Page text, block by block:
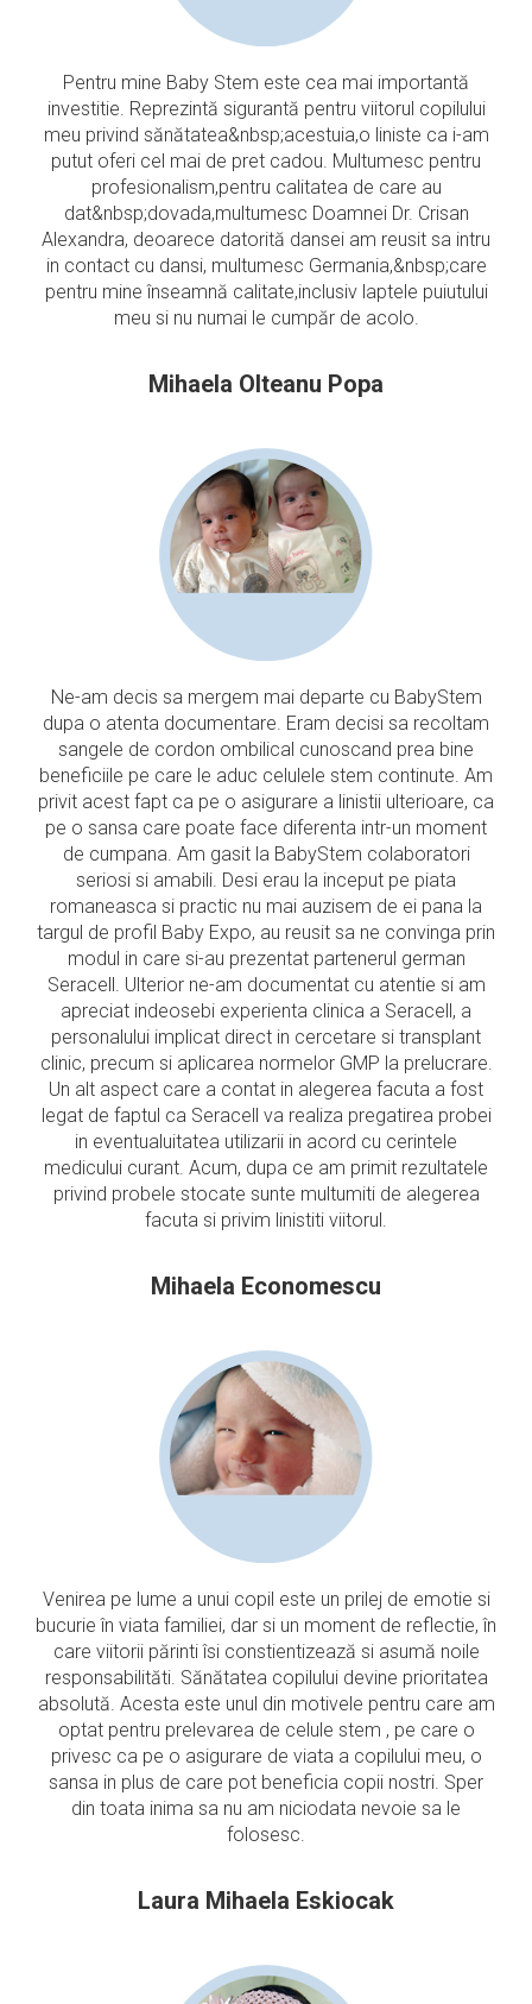
Pentru mine Baby Stem este cea mai importantă
investitie. Reprezintă sigurantă pentru viitorul copilului
meu privind sănătatea&nbsp;acestuia,o liniste ca i-am
putut oferi cel mai de pret cadou. Multumesc pentru
profesionalism,pentru calitatea de care au
dat&nbsp;dovada,multumesc Doamnei Dr. Crisan
Alexandra, deoarece datorită dansei am reusit sa intru
in contact cu dansi, multumesc Germania,&nbsp;care
pentru mine înseamnă calitate,inclusiv laptele puiutului
meu si nu numai le cumpăr de acolo.
Mihaela Olteanu Popa
Ne-am decis sa mergem mai departe cu BabyStem
dupa o atenta documentare. Eram decisi sa recoltam
sangele de cordon ombilical cunoscand prea bine
beneficiile pe care le aduc celulele stem continute. Am
privit acest fapt ca pe o asigurare a linistii ulterioare, ca
pe o sansa care poate face diferenta intr-un moment
de cumpana. Am gasit la BabyStem colaboratori
seriosi si amabili. Desi erau la inceput pe piata
romaneasca si practic nu mai auzisem de ei pana la
targul de profil Baby Expo, au reusit sa ne convinga prin
modul in care si-au prezentat partenerul german
Seracell. Ulterior ne-am documentat cu atentie si am
apreciat indeosebi experienta clinica a Seracell, a
personalului implicat direct in cercetare si transplant
clinic, precum si aplicarea normelor GMP la prelucrare.
Un alt aspect care a contat in alegerea facuta a fost
legat de faptul ca Seracell va realiza pregatirea probei
in eventualuitatea utilizarii in acord cu cerintele
medicului curant. Acum, dupa ce am primit rezultatele
privind probele stocate sunte multumiti de alegerea
facuta si privim linistiti viitorul.
Mihaela Economescu
Venirea pe lume a unui copil este un prilej de emotie si
bucurie în viata familiei, dar si un moment de reflectie, în
care viitorii părinti îsi constientizează si asumă noile
responsabilităti. Sănătatea copilului devine prioritatea
absolută. Acesta este unul din motivele pentru care am
optat pentru prelevarea de celule stem , pe care o
privesc ca pe o asigurare de viata a copilului meu, o
sansa in plus de care pot beneficia copii nostri. Sper
din toata inima sa nu am niciodata nevoie sa le
folosesc.
Laura Mihaela Eskiocak